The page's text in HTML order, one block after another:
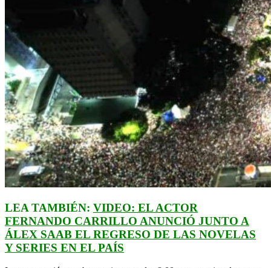
LEA TAMBIÉN: VIDEO: EL ACTOR
FERNANDO CARRILLO ANUNCIÓ JUNTO A
ÁLEX SAAB EL REGRESO DE LAS NOVELAS
Y SERIES EN EL PAÍS